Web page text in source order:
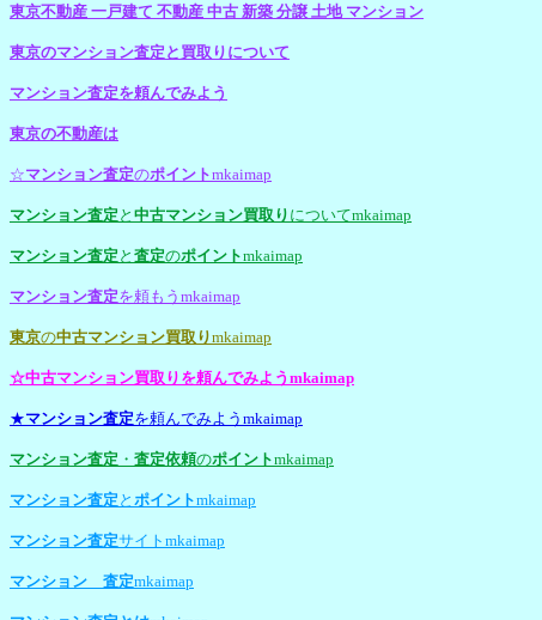
東京不動産 一戸建て 不動産 中古 新築 分譲 土地 マンション
東京のマンション査定 と 買取り について
マンション査定を頼んでみよう
東京の不動産は
☆マンション査定のポイントmkaimap
マンション査定 と 中古マンション買取り についてmkaimap
マンション査定 と 査定のポイントmkaimap
マンション査定を頼もうmkaimap
東京の中古マンション買取りmkaimap
☆中古マンション買取り を頼んでみようmkaimap
★マンション査定を頼んでみようmkaimap
マンション査定 ・ 査定依頼のポイントmkaimap
マンション査定 と ポイントmkaimap
マンション査定サイトmkaimap
マンション 査定mkaimap